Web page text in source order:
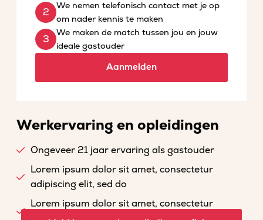
We nemen telefonisch contact met je op
om nader kennis te maken
We maken de match tussen jou en jouw
ideale gastouder
Aanmelden
Werkervaring en opleidingen
Ongeveer 21 jaar ervaring als gastouder
Lorem ipsum dolor sit amet, consectetur
adipiscing elit, sed do
Lorem ipsum dolor sit amet, consectetur